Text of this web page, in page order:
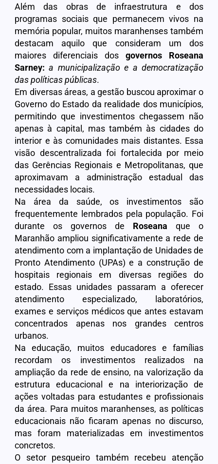
Além das obras de infraestrutura e dos
programas sociais que permanecem vivos na
memória popular, muitos maranhenses também
destacam aquilo que consideram um dos
maiores diferenciais dos governos Roseana
Sarney:a municipalização e a democratização
das políticas públicas.
Em diversas áreas, a gestão buscou aproximar o
Governo do Estado da realidade dos municípios,
permitindo que investimentos chegassem não
apenas à capital, mas também às cidades do
interior e às comunidades mais distantes. Essa
visão descentralizada foi fortalecida por meio
das Gerências Regionais e Metropolitanas, que
aproximavam a administração estadual das
necessidades locais.
Na área da saúde, os investimentos são
frequentemente lembrados pela população. Foi
durante os governos de Roseana que o
Maranhão ampliou significativamente a rede de
atendimento com a implantação de Unidades de
Pronto Atendimento (UPAs) e a construção de
hospitais regionais em diversas regiões do
estado. Essas unidades passaram a oferecer
atendimento especializado, laboratórios,
exames e serviços médicos que antes estavam
concentrados apenas nos grandes centros
urbanos.
Na educação, muitos educadores e famílias
recordam os investimentos realizados na
ampliação da rede de ensino, na valorização da
estrutura educacional e na interiorização de
ações voltadas para estudantes e profissionais
da área. Para muitos maranhenses, as políticas
educacionais não ficaram apenas no discurso,
mas foram materializadas em investimentos
concretos.
O setor pesqueiro também recebeu atenção